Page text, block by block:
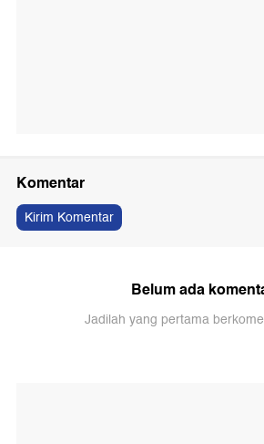
Komentar
Kirim Komentar
Belum ada
Jadilah yang pertama